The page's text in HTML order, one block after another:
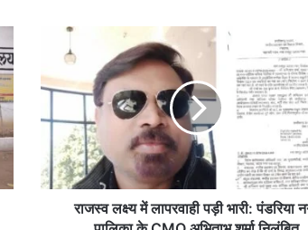
स्व
ल
प
र
राजस्व लक्ष्य में लापरवाही पड़ी भारी: पंडरिया